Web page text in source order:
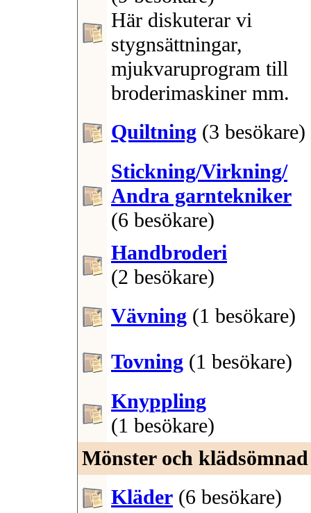
Här diskuterar vi
stygnsättningar,
mjukvaruprogram till
broderimaskiner mm.
Quiltning (3 besökare)
Stickning/Virkning/
Andra garntekniker
(6 besökare)
Handbroderi
(2 besökare)
Vävning (1 besökare)
Tovning (1 besökare)
Knyppling
(1 besökare)
Mönster och klädsömnad
Kläder (6 besökare)